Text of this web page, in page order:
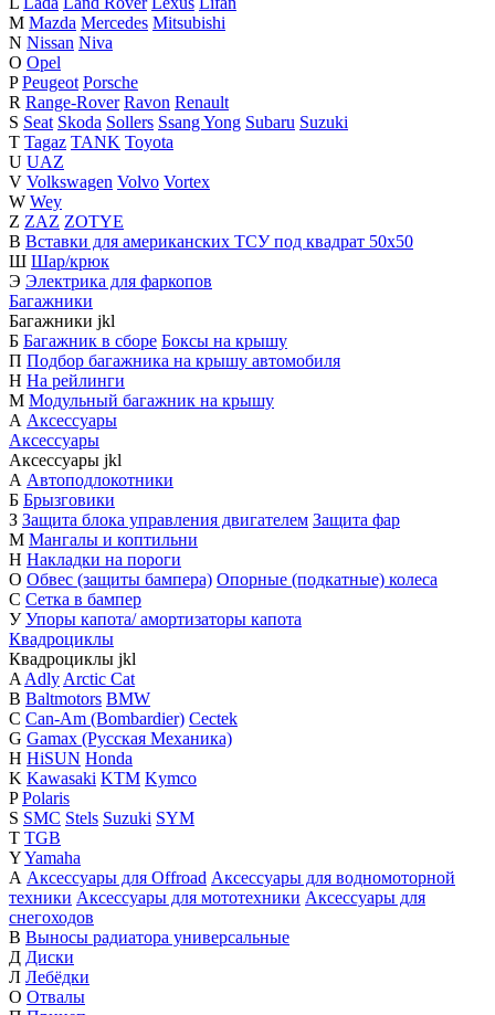
M Mazda Mercedes Mitsubishi
N Nissan Niva
O Opel
P Peugeot Porsche
R Range-Rover Ravon Renault
S Seat Skoda Sollers Ssang Yong Subaru Suzuki
T Tagaz TANK Toyota
U UAZ
V Volkswagen Volvo Vortex
W Wey
Z ZAZ ZOTYE
В Вставки для американских ТСУ под квадрат 50х50
Ш Шар/крюк
Э Электрика для фаркопов
Багажники
Багажники jkl
Б Багажник в сборе Боксы на крышу
П Подбор багажника на крышу автомобиля
Н На рейлинги
М Модульный багажник на крышу
А Аксессуары
Аксессуары
Аксессуары jkl
А Автоподлокотники
Б Брызговики
З Защита блока управления двигателем Защита фар
М Мангалы и коптильни
Н Накладки на пороги
О Обвес (защиты бампера) Опорные (подкатные) колеса
С Сетка в бампер
У Упоры капота/ амортизаторы капота
Квадроциклы
Квадроциклы jkl
A Adly Arctic Cat
B Baltmotors BMW
C Can-Am (Bombardier) Cectek
G Gamax (Русская Механика)
H HiSUN Honda
K Kawasaki KTM Kymco
P Polaris
S SMC Stels Suzuki SYM
T TGB
YYamaha
А Аксессуары для Offroad Аксессуары для водномоторной
техники Аксессуары для мототехники Аксессуары для
снегоходов
В Выносы радиатора универсальные
Д Диски
Л Лебёдки
О Отвалы